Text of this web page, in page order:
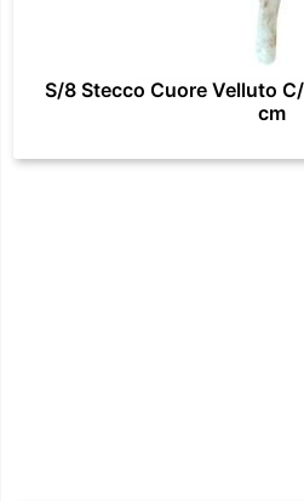
S/8 Stecco Cuore Velluto
cm